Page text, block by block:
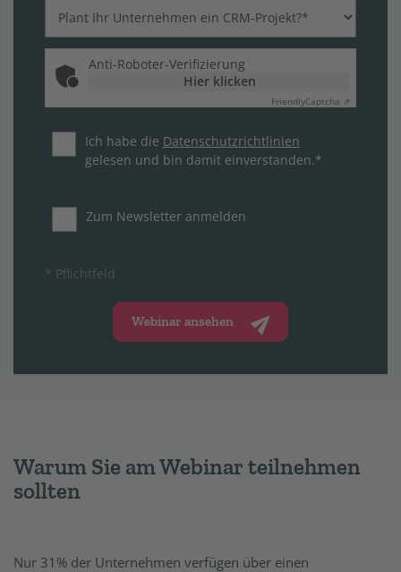
Anti-Roboter-Verifizierung
Hier klicken
FriendlyCaptcha ⇗
Ich habe die Datenschutzrichtlinien
gelesen und bin damit einverstanden.*
Zum Newsletter anmelden
* Pflichtfeld
Webinar ansehen
Warum Sie am Webinar teilnehmen
sollten
Nur 31% der Unternehmen verfügen über einen